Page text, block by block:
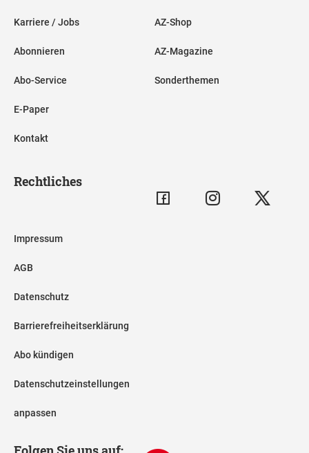
Karriere / Jobs
Abonnieren
Abo-Service
E-Paper
Kontakt
AZ-Shop
AZ-Magazine
Sonderthemen
Rechtliches
Impressum
AGB
Datenschutz
Barrierefreiheitserklärung
Abo kündigen
Datenschutzeinstellungen
anpassen